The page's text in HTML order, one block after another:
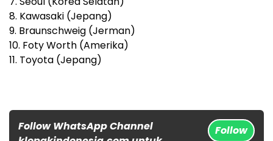
8. Kawasaki (Jepang)
9. Braunschweig (Jerman)
10. Foty Worth (Amerika)
11. Toyota (Jepang)
Follow WhatsApp Channel
Follow